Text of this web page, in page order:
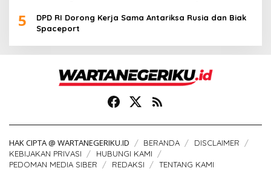
5
DPD RI Dorong Kerja Sama Antariksa Rusia dan Biak
Spaceport
HAK CIPTA @ WARTANEGERIKU.ID BERANDA
DISCLAIMER
KEBIJAKAN PRIVASI
HUBUNGI KAMI
PEDOMAN MEDIA SIBER
REDAKSI TENTANG KAMI